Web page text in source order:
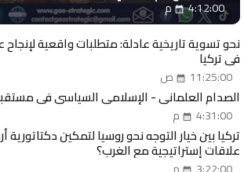
4:12:00 م
نحو تسوية تاريخية عادلة: متطلبات واقعية لإنجاح
في تركيا
11:25:00 ص
الصدام العلماني - الإسلامي السياسي في
4:31:00 م
تركيا بين خيار التوجه نحو روسيا لتمكين
علاقات إستراتيجية مع الغرب؟